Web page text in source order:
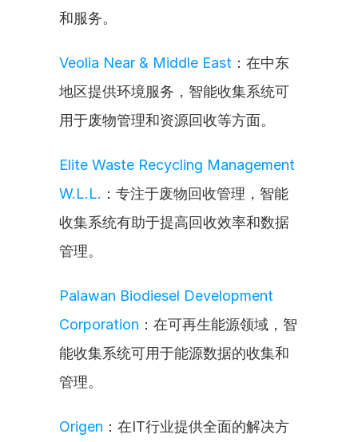
和服务。
Veolia Near & Middle East ：在中东
地区提供环境服务，智能收集系统可
用于废物管理和资源回收等方面。
Elite Waste Recycling Management
W.L.L. ：专注于废物回收管理，智能
收集系统有助于提高回收效率和数据
管理。
Palawan Biodiesel Development
Corporation ：在可再生能源领域，智
能收集系统可用于能源数据的收集和
管理。
Origen ：在IT行业提供全面的解决方